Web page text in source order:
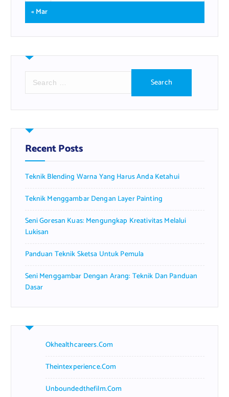
« Mar
r
h
f
o
:
Recent Posts
Teknik Blending Warna Yang Harus Anda Ketahui
Teknik Menggambar Dengan Layer Painting
Seni Goresan Kuas: Mengungkap Kreativitas Melalui
Lukisan
Panduan Teknik Sketsa Untuk Pemula
Seni Menggambar Dengan Arang: Teknik Dan Panduan
Dasar
Okhealthcareers.com
Theintexperience.com
Unboundedthefilm.com